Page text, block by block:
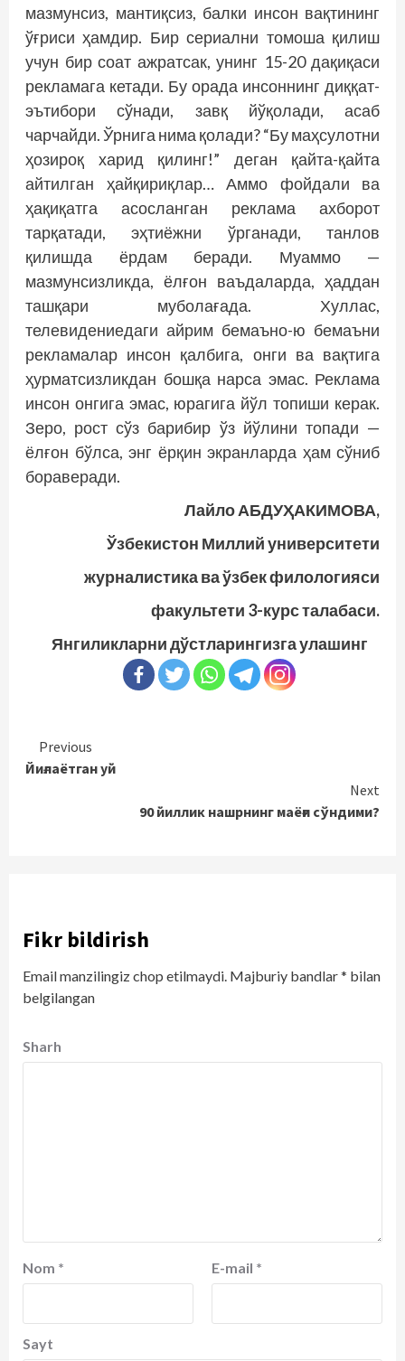
мазмунсиз, мантиқсиз, балки инсон вақтининг
ўғриси ҳамдир. Бир сериални томоша қилиш
учун бир соат ажратсак, унинг 15-20 дақиқаси
рекламага кетади. Бу орада инсоннинг диққат-
эътибори сўнади, завқ йўқолади, асаб
чарчайди. Ўрнига нима қолади? “Бу маҳсулотни
ҳозироқ харид қилинг!” деган қайта-қайта
айтилган ҳайқириқлар… Аммо фойдали ва
ҳақиқатга асосланган реклама ахборот
тарқатади, эҳтиёжни ўрганади, танлов
қилишда ёрдам беради. Муаммо —
мазмунсизликда, ёлғон ваъдаларда, ҳаддан
ташқари муболағада. Хуллас,
телевидениедаги айрим бемаъно-ю бемаъни
рекламалар инсон қалбига, онги ва вақтига
ҳурматсизликдан бошқа нарса эмас. Реклама
инсон онгига эмас, юрагига йўл топиши керак.
Зеро, рост сўз барибир ўз йўлини топади —
ёлғон бўлса, энг ёрқин экранларда ҳам сўниб
бораверади.
Лайло АБДУҲАКИМОВА,
Ўзбекистон Миллий университети
журналистика ва ўзбек филологияси
факультети 3-курс талабаси.
Янгиликларни дўстларингизга улашинг
Continue
Reading
Previous
Йиғлаётган уй
Next
90 йиллик нашрнинг маёғи сўндими?
Fikr bildirish
Email manzilingiz chop etilmaydi. Majburiy bandlar* bilan
belgilangan
Sharh
Nom * E-mail *
Sayt